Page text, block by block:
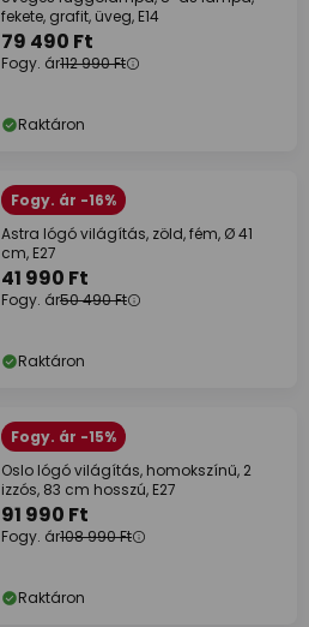
fekete, grafit, üveg, E14
79 490 Ft
Fogy. ár112 990 Ft
Raktáron
Fogy. ár -16%
Astra lógó világítás, zöld, fém, Ø 41
cm, E27
41 990 Ft
Fogy. ár50 490 Ft
Raktáron
Fogy. ár -15%
Oslo lógó világítás, homokszínű, 2
izzós, 83 cm hosszú, E27
91 990 Ft
Fogy. ár108 990 Ft
Raktáron